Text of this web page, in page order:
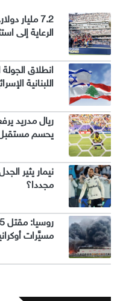
7.2 مليار
الرعاية إلى
انطلاق
اللبنانية
ريال مدريد
يحسم
نيمار يثير
مجددا؟
مسيَّرات